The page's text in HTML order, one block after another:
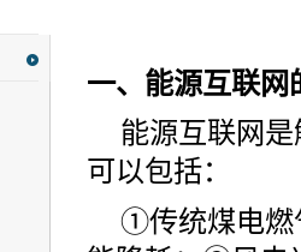
一、能源互联网
能源互联网
可以包括：
①传统煤电燃